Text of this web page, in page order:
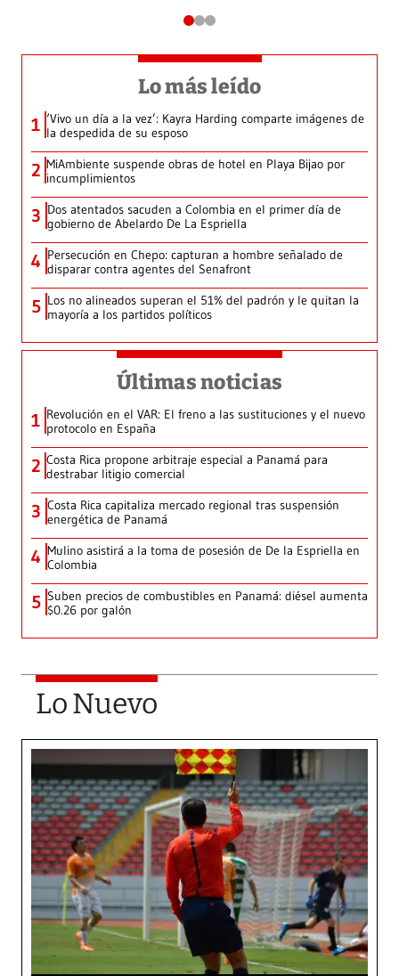
Lo más leído
1 ‘Vivo un día a la vez’: Kayra Harding comparte imágenes de
la despedida de su esposo
2 MiAmbiente suspende obras de hotel en Playa Bijao por
incumplimientos
3 Dos atentados sacuden a Colombia en el primer día de
gobierno de Abelardo De La Espriella
4 Persecución en Chepo: capturan a hombre señalado de
disparar contra agentes del Senafront
5 Los no alineados superan el 51% del padrón y le quitan la
mayoría a los partidos políticos
Últimas noticias
1 Revolución en el VAR: El freno a las sustituciones y el nuevo
protocolo en España
2 Costa Rica propone arbitraje especial a Panamá para
destrabar litigio comercial
3 Costa Rica capitaliza mercado regional tras suspensión
energética de Panamá
4 Mulino asistirá a la toma de posesión de De la Espriella en
Colombia
5 Suben precios de combustibles en Panamá: diésel aumenta
$0.26 por galón
Lo Nuevo